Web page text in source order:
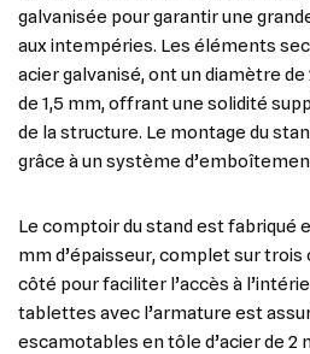
galvanisée pour garantir une
aux intempéries. Les éléments
acier galvanisé, ont un diamètre
de 1,5 mm, offrant une solidité
de la structure. Le montage du
grâce à un système
Le comptoir du stand est fabriqué
mm d’épaisseur, complet sur
côté pour faciliter l’accès à
tablettes avec l’armature est
escamotables en tôle d’acier de 2